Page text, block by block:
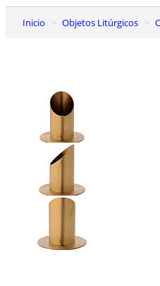
Inicio Objetos Litúrgicos